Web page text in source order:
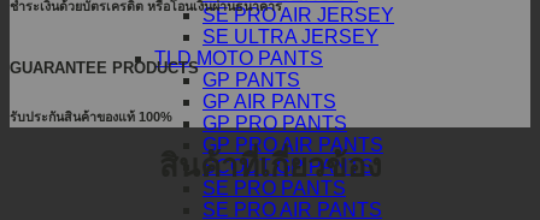
SE PRO AIR JERSEY
SE ULTRA JERSEY
TLD MOTO PANTS
GP PANTS
GP AIR PANTS
GP PRO PANTS
GP PRO AIR PANTS
SCOUT GP PANTS
SE PRO PANTS
SE PRO AIR PANTS
ชำระเงินด้วยบัตรเครดิต หรือโอนเงินผ่านธนาคาร
GUARANTEE PRODUCTS
รับประกันสินค้าของแท้ 100%
สินค้าที่เกี่ยวข้อง